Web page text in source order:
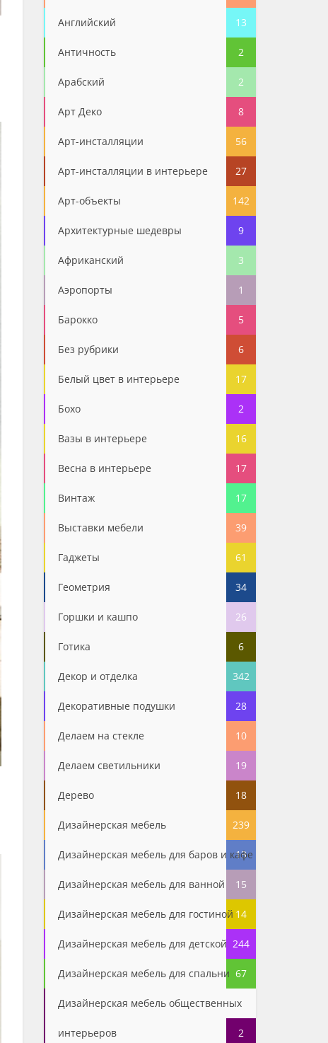
Английский 13
Античность 2
Арабский 2
Арт Деко 8
Арт-инсталляции 56
Арт-инсталляции в интерьере 27
Арт-объекты 142
Архитектурные шедевры 9
Африканский 3
Аэропорты 1
Барокко 5
Без рубрики 6
Белый цвет в интерьере 17
Бохо 2
Вазы в интерьере 16
Весна в интерьере 17
Винтаж 17
Выставки мебели 39
Гаджеты 61
Геометрия 34
Горшки и кашпо 26
Готика 6
Декор и отделка 342
Декоративные подушки 28
Делаем на стекле 10
Делаем светильники 19
Дерево 18
Дизайнерская мебель 239
Дизайнерская мебель для баров и кафе
13
Дизайнерская мебель для ванной 15
Дизайнерская мебель для гостиной 14
Дизайнерская мебель для детской 244
Дизайнерская мебель для спальни 67
Дизайнерская мебель общественных
интерьеров 2